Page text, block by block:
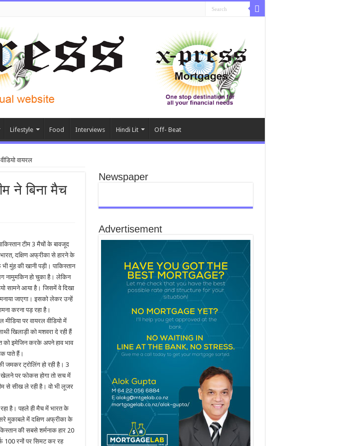
Lifestyle Food Interviews Hindi Lit Off- Beat
वायरल
ने बिना मैच
टीम 3 मैचों के बावजूद
दक्षिण अफ्रीका से हारने के
मुंह की खानी पड़ी। पाकिस्तान
नामुमकिन हो चुका है। लेकिन
सामने आया है। जिसमें वे दिखा
जाएगा। इसको लेकर उन्हें
करना पड़ रहा है।
पर वायरल वीडियो में
खिलाड़ी को मशवरा दे रही हैं
को इमेजिन करके अपने हाव भाव
पाते हैं।
जमकर ट्रोलिंग हो रही है। 3
खेलने पर फोकस होगा तो सच में
से सीख ले रही है। वो भी लूजर
है। पहले ही मैच में भारत के
मुकाबले में दक्षिण अफ्रीका के
की सबसे शर्मनाक हार 20
100 रनों पर सिमट कर रह
Newspaper
Advertisement